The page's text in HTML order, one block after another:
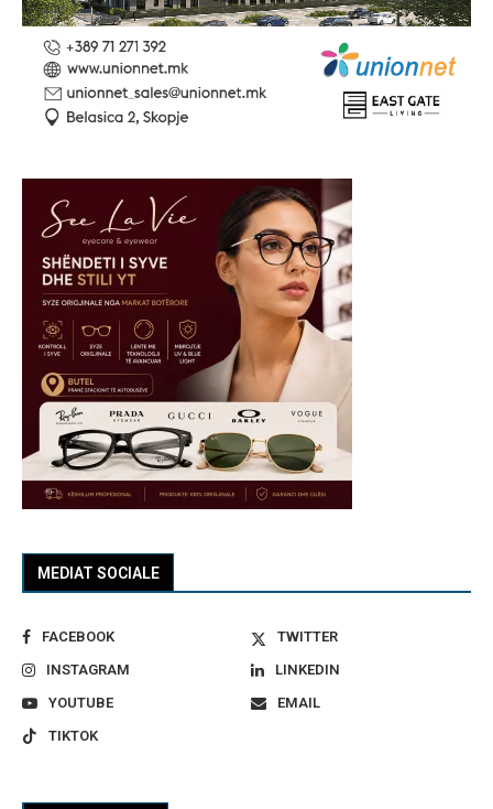
MEDIAT SOCIALE
FACEBOOK
TWITTER
INSTAGRAM
LINKEDIN
YOUTUBE
EMAIL
TIKTOK